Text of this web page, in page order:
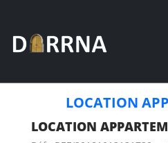
LOCATION
LOCATION